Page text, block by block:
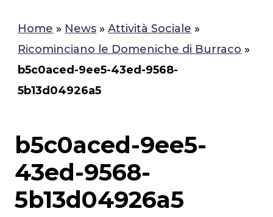
Home » News »Attività Sociale »
Ricominciano le Domeniche di Burraco »
b5c0aced-9ee5-43ed-9568-
5b13d04926a5
b5c0aced-9ee5-
43ed-9568-
5b13d04926a5